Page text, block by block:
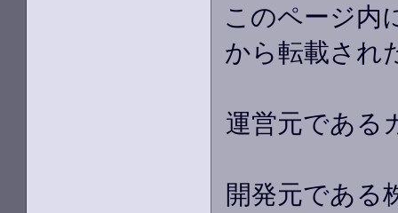
このページ内
から転載され
運営元である
開発元である